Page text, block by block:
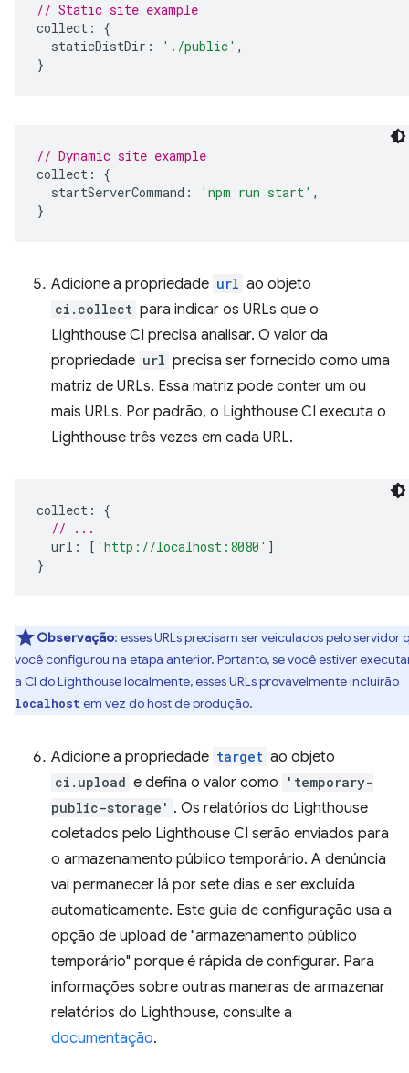
// Static site example
collect :
{
staticDistDir : './public' ,
}
// Dynamic site example
collect :
{
startServerCommand : 'npm run start' ,
}
Adicione a propriedade url ao objeto
ci.collect para indicar os URLs que o
Lighthouse CI precisa analisar. O valor da
propriedade url precisa ser fornecido como uma
matriz de URLs. Essa matriz pode conter um ou
mais URLs. Por padrão, o Lighthouse CI executa o
Lighthouse três vezes em cada URL.
collect :
{
// ...
url : [ 'http://localhost:8080' ]
}
Observação: esses URLs precisam ser veiculados pelo servidor
você configurou na etapa anterior. Portanto, se você estiver
a CI do Lighthouse localmente, esses URLs provavelmente incluirão
localhost em vez do host de produção.
Adicione a propriedade target ao objeto
ci.upload e defina o valor como
'temporary-
public-storage' . Os relatórios do Lighthouse
coletados pelo Lighthouse CI serão enviados para
o armazenamento público temporário. A denúncia
vai permanecer lá por sete dias e ser excluída
automaticamente. Este guia de configuração usa a
opção de upload de "armazenamento público
temporário" porque é rápida de configurar. Para
informações sobre outras maneiras de armazenar
relatórios do Lighthouse, consulte a
documentação.